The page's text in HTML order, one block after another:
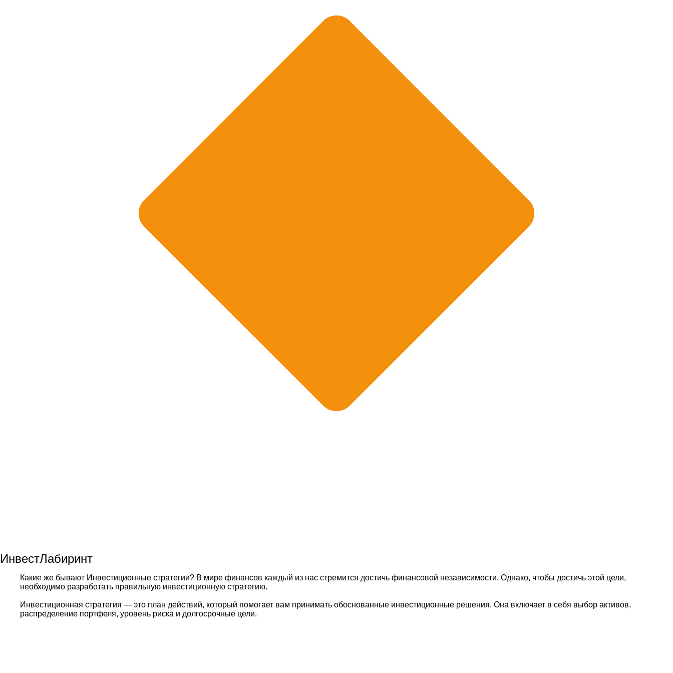
ИнвестЛабиринт
Какие же бывают Инвестиционные стратегии? В мире финансов каждый из нас стремится достичь финансовой независимости. Однако, чтобы достичь этой цели,
необходимо разработать правильную инвестиционную стратегию.
Инвестиционная стратегия — это план действий, который помогает вам принимать обоснованные инвестиционные решения. Она включает в себя выбор активов,
распределение портфеля, уровень риска и долгосрочные цели.